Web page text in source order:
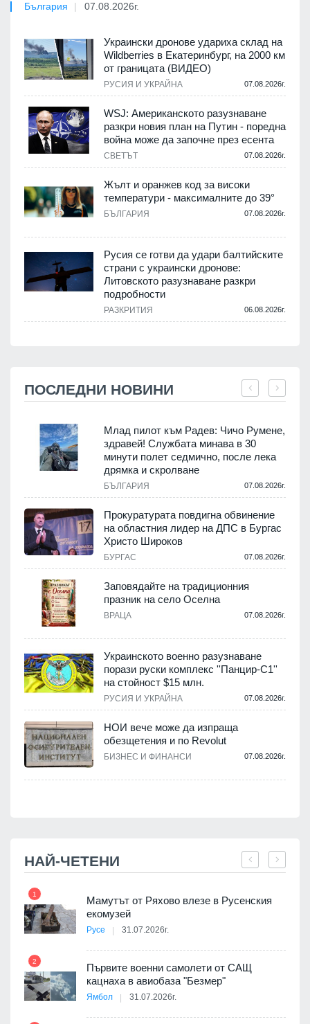
България 07.08.2026г.
Украински дронове удариха склад на
Wildberries в Екатеринбург, на 2000 км
от границата (ВИДЕО)
РУСИЯ И УКРАЙНА 07.08.2026г.
WSJ: Американското разузнаване
разкри новия план на Путин - поредна
война може да започне през есента
СВЕТЪТ 07.08.2026г.
Жълт и оранжев код за високи
температури - максималните до 39°
БЪЛГАРИЯ 07.08.2026г.
Русия се готви да удари балтийските
страни с украински дронове:
Литовското разузнаване разкри
подробности
РАЗКРИТИЯ 06.08.2026г.
ПОСЛЕДНИ НОВИНИ
Млад пилот към Радев: Чичо Румене,
здравей! Службата минава в 30
минути полет седмично, после лека
дрямка и скролване
БЪЛГАРИЯ 07.08.2026г.
Прокуратурата повдигна обвинение
на областния лидер на ДПС в Бургас
Христо Широков
БУРГАС 07.08.2026г.
Заповядайте на традиционния
празник на село Оселна
ВРАЦА 07.08.2026г.
Украинското военно разузнаване
порази руски комплекс ''Панцир-С1''
на стойност $15 млн.
РУСИЯ И УКРАЙНА 07.08.2026г.
НОИ вече може да изпраща
обезщетения и по Revolut
БИЗНЕС И ФИНАНСИ 07.08.2026г.
НАЙ-ЧЕТЕНИ
1
Мамутът от Ряхово влезе в Русенския
екомузей
Русе 31.07.2026г.
2
Първите военни самолети от САЩ
кацнаха в авиобаза "Безмер"
Ямбол 31.07.2026г.